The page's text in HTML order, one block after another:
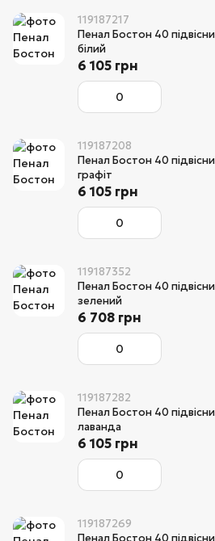
119187217
Пенал Бостон 40
білий
6 105 грн
119187208
Пенал Бостон 40
графіт
6 105 грн
119187352
Пенал Бостон 40
зелений
6 708 грн
119187282
Пенал Бостон 40
лаванда
6 105 грн
119187269
Пенал Бостон 40